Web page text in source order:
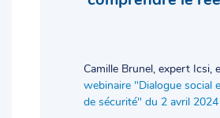
Camille Brunel, expert Icsi,
webinaire "Dialogue social
de sécurité" du 2 avril 2024